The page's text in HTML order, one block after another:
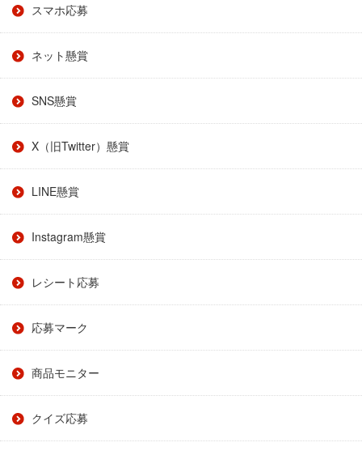
スマホ応募
ネット懸賞
SNS懸賞
X（旧Twitter）懸賞
LINE懸賞
Instagram懸賞
レシート応募
応募マーク
商品モニター
クイズ応募